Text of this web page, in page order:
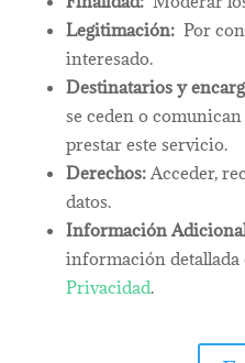
Legitimación:Por
interesado.
Destinatarios y
se ceden o
prestar este servicio.
Derechos:Acceder,
datos.
Información
información detallada
Privacidad.